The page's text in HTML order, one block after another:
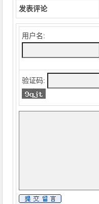
发表评论
用户名:
验证码: